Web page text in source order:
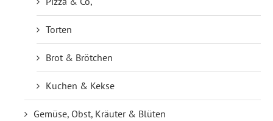
Torten
Brot & Brötchen
Kuchen & Kekse
Gemüse, Obst, Kräuter & Blüten